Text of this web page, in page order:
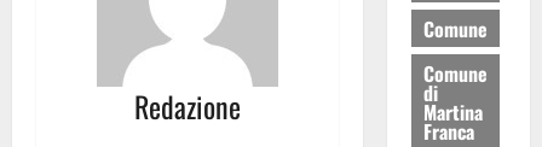
Redazione
Comune
Comune
di
Martina
Franca